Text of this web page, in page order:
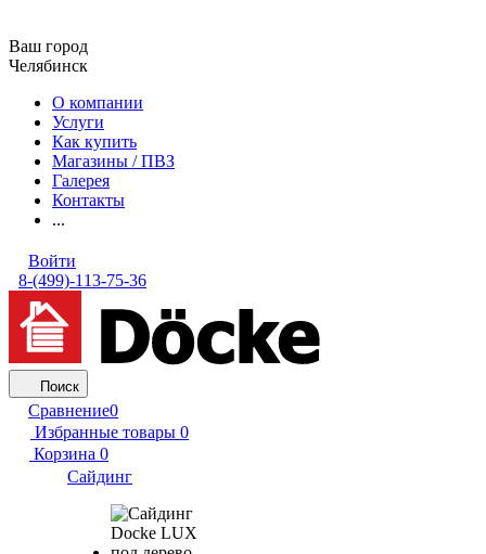
Ваш город
Челябинск
О компании
Услуги
Как купить
Магазины / ПВЗ
Галерея
Контакты
...
Войти
8-(499)-113-75-36
Поиск
Сравнение0
Избранные товары 0
Корзина 0
Сайдинг